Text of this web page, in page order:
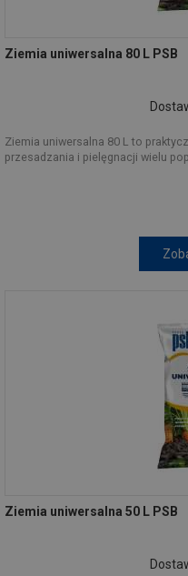
Ziemia uniwersalna 80 L PSB
Ziemia uniwersalna 80 L to
przesadzania i pielęgnacji wielu
Ziemia uniwersalna 50 L PSB